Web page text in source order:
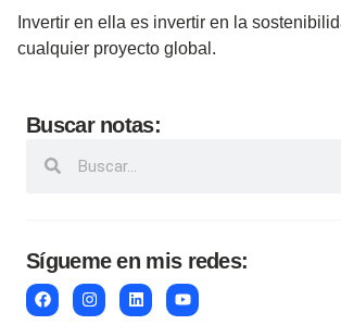
Invertir en ella es invertir en la
cualquier proyecto global.
Buscar notas:
Sígueme en mis redes: